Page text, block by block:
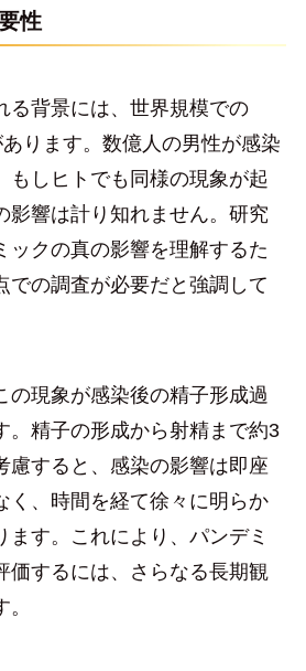
性
る背景には、世界規模での
ります。数億人の男性が感染
もしヒトでも同様の現象が起
影響は計り知れません。研究
ックの真の影響を理解するた
での調査が必要だと強調して
の現象が感染後の精子形成過
。精子の形成から射精まで約3
慮すると、感染の影響は即座
く、時間を経て徐々に明らか
ます。これにより、パンデミ
価するには、さらなる長期観